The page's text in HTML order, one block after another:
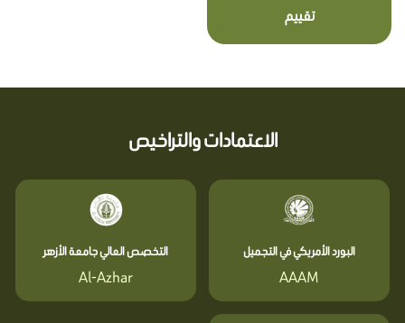
تقييم
الاعتمادات والتراخيص
البورد الأمريكي في التجميل
AAAM
التخصص العالي جامعة الأزهر
Al-Azhar